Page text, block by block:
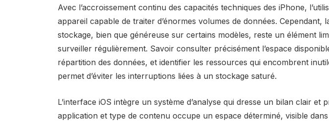
Avec l’accroissement continu des capacités techniques des iPhone,
appareil capable de traiter d’énormes volumes de données. Cependant,
stockage, bien que généreuse sur certains modèles, reste un élément
surveiller régulièrement. Savoir consulter précisément l’espace
répartition des données, et identifier les ressources qui encombrent
permet d’éviter les interruptions liées à un stockage saturé.
L’interface iOS intègre un système d’analyse qui dresse un bilan clair et
application et type de contenu occupe un espace déterminé, visible